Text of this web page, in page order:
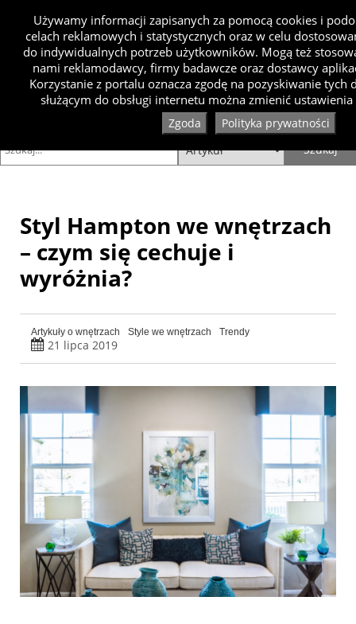
Styl Hampton we wnętrzach
– czym się cechuje i
wyróżnia?
Artykuły o wnętrzach Style we wnętrzach Trendy
21 lipca 2019
Używamy informacji zapisanych za pomocą cookies i
celach reklamowych i statystycznych oraz w celu
do indywidualnych potrzeb użytkowników. Mogą też
nami reklamodawcy, firmy badawcze oraz dostawcy
Korzystanie z portalu oznacza zgodę na pozyskiwanie tych
służącym do obsługi internetu można zmienić
Zgoda Polityka prywatności